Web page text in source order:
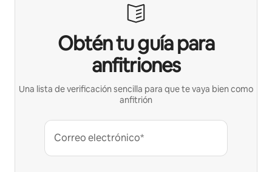
Obtén tu guía para
anfitriones
Una lista de verificación sencilla para que te vaya bien como
anfitrión
Correo electrónico*